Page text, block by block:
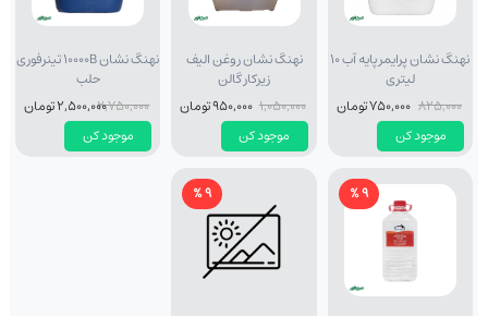
نهنگ نشان پرایمر پایه آب 10
لیتری
موجود کن
825,000 750,000 تومان
نهنگ نشان روغن الیف
زیرکار گالن
موجود کن
1,050,000 950,000 تومان
نهنگ نشان 10000B تینرفوری
حلب
موجود کن
2,750,0002,500,000 تومان
9 %
9 %